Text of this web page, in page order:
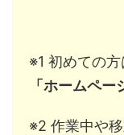
※1 初めての方
「ホームペー
※2 作業中や